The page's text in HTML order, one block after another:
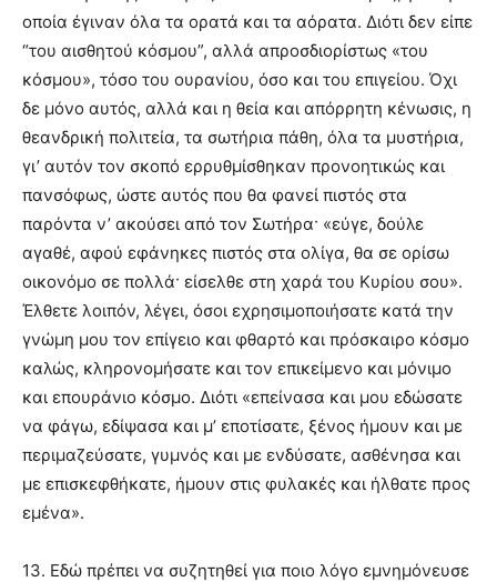
οποία έγιναν όλα τα ορατά και τα αόρατα. Διότι δεν είπε
“του αισθητού κόσμου”, αλλά απροσδιορίστως «του
κόσμου», τόσο του ουρανίου, όσο και του επιγείου. Όχι
δε μόνο αυτός, αλλά και η θεία και απόρρητη κένωσις, η
θεανδρική πολιτεία, τα σωτήρια πάθη, όλα τα μυστήρια,
γι’ αυτόν τον σκοπό ερρυθμίσθηκαν προνοητικώς και
πανσόφως, ώστε αυτός που θα φανεί πιστός στα
παρόντα ν’ ακούσει από τον Σωτήρα· «εύγε, δούλε
αγαθέ, αφού εφάνηκες πιστός στα ολίγα, θα σε ορίσω
οικονόμο σε πολλά· είσελθε στη χαρά του Κυρίου σου».
Έλθετε λοιπόν, λέγει, όσοι εχρησιμοποιήσατε κατά την
γνώμη μου τον επίγειο και φθαρτό και πρόσκαιρο κόσμο
καλώς, κληρονομήσατε και τον επικείμενο και μόνιμο
και επουράνιο κόσμο. Διότι «επείνασα και μου εδώσατε
να φάγω, εδίψασα και μ’ εποτίσατε, ξένος ήμουν και με
περιμαζεύσατε, γυμνός και με ενδύσατε, ασθένησα και
με επισκεφθήκατε, ήμουν στις φυλακές και ήλθατε προς
εμένα».
13. Εδώ πρέπει να συζητηθεί για ποιο λόγο εμνημόνευσε